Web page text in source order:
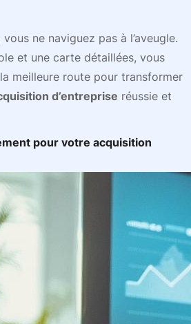
ne naviguez pas à l’aveugle.
et une carte détaillées, vous
meilleure route pour transformer
d’entreprise réussie et
pour votre acquisition